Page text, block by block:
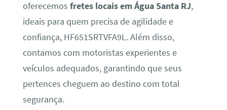
oferecemos fretes locais em Água Santa RJ,
ideais para quem precisa de agilidade e
confiança, HF651SRTVFA9L. Além disso,
contamos com motoristas experientes e
veículos adequados, garantindo que seus
pertences cheguem ao destino com total
segurança.